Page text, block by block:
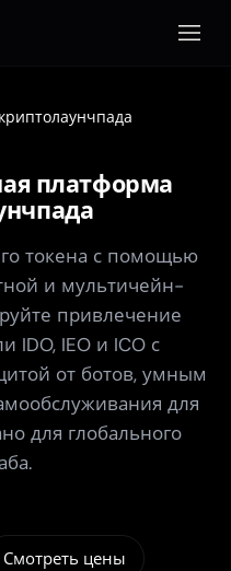
платформа
токена с помощью
и мультичейн-
привлечение
IDO, IEO и ICO с
от ботов, умным
для
для глобального
Смотреть цены